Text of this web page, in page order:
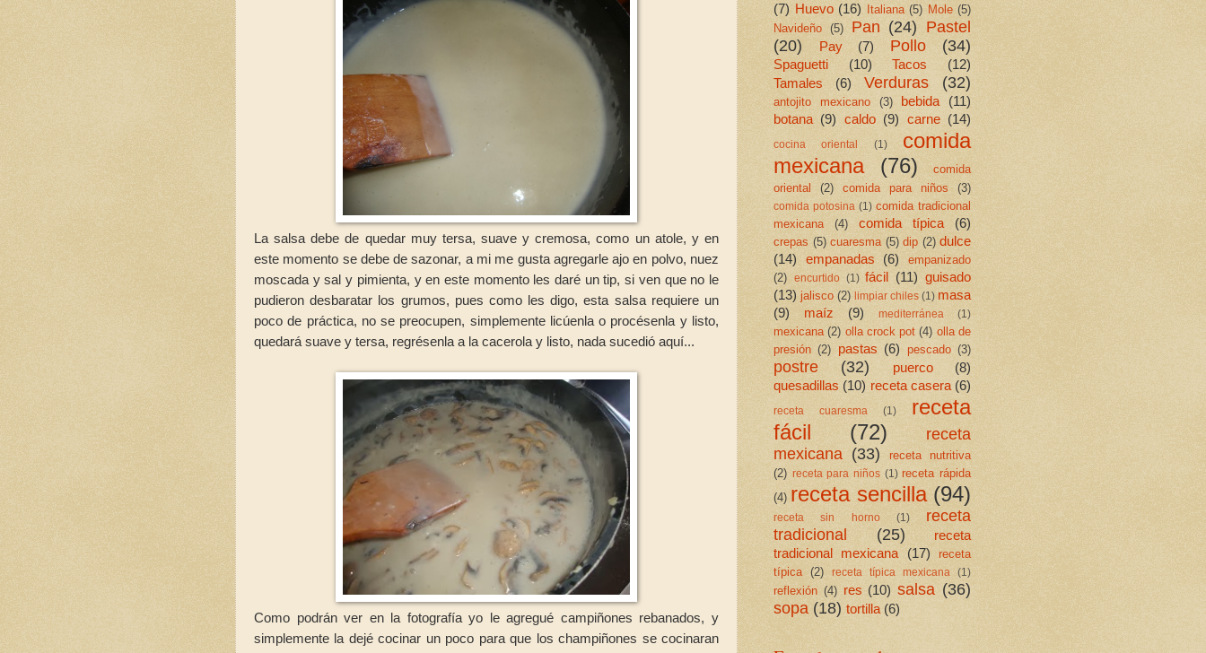
La salsa debe de quedar muy tersa, suave y cremosa, como un atole, y en
este momento se debe de sazonar, a mi me gusta agregarle ajo en polvo, nuez
moscada y sal y pimienta, y en este momento les daré un tip, si ven que no le
pudieron desbaratar los grumos, pues como les digo, esta salsa requiere un
poco de práctica, no se preocupen, simplemente licúenla o procésenla y listo,
quedará suave y tersa, regrésenla a la cacerola y listo, nada sucedió aquí...
Como podrán ver en la fotografía yo le agregué campiñones rebanados, y
simplemente la dejé cocinar un poco para que los champiñones se cocinaran
(7) Huevo (16) Italiana (5) Mole (5)
Navideño (5) Pan (24) Pastel
(20)
Pay (7) Pollo (34)
Spaguetti (10) Tacos
(12)
Tamales
(6) Verduras (32)
antojito mexicano (3) bebida
(11)
botana (9) caldo (9) carne (14)
cocina oriental (1)
comida
mexicana
(76)
comida
oriental
(2) comida para niños (3)
comida potosina (1) comida tradicional
mexicana
(4) comida típica (6)
crepas (5) cuaresma (5) dip (2) dulce
(14)
empanadas (6)
empanizado
(2)
encurtido (1) fácil (11) guisado
(13) jalisco (2) limpiar chiles (1) masa
(9)
maíz (9) mediterránea (1)
mexicana (2) olla crock pot (4) olla de
presión (2) pastas (6) pescado (3)
postre (32) puerco
(8)
quesadillas (10) receta casera (6)
receta cuaresma (1)
receta
fácil
(72)
receta
mexicana (33)
receta nutritiva
(2) receta para niños (1) receta rápida
(4) receta sencilla (94)
receta sin horno (1)
receta
tradicional
(25)
receta
tradicional mexicana
(17)
receta
típica (2) receta típica mexicana (1)
reflexión (4) res (10) salsa (36)
sopa (18) tortilla (6)